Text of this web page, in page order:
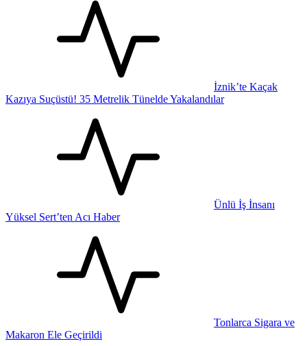
İznik’te Kaçak
Kazıya Suçüstü! 35 Metrelik Tünelde Yakalandılar
Ünlü İş İnsanı
Yüksel Sert’ten Acı Haber
Tonlarca Sigara ve
Makaron Ele Geçirildi